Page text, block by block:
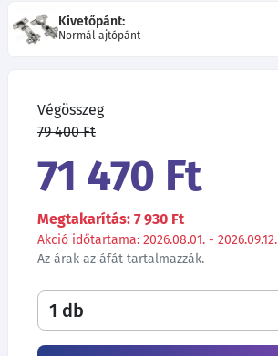
Kivetőpánt:
Normál ajtópánt
Végösszeg
79 400 Ft
71 470 Ft
Megtakarítás: 7 930 Ft
Akció időtartama: 2026.08.01. - 2026.09.12.
Az árak az áfát tartalmazzák.